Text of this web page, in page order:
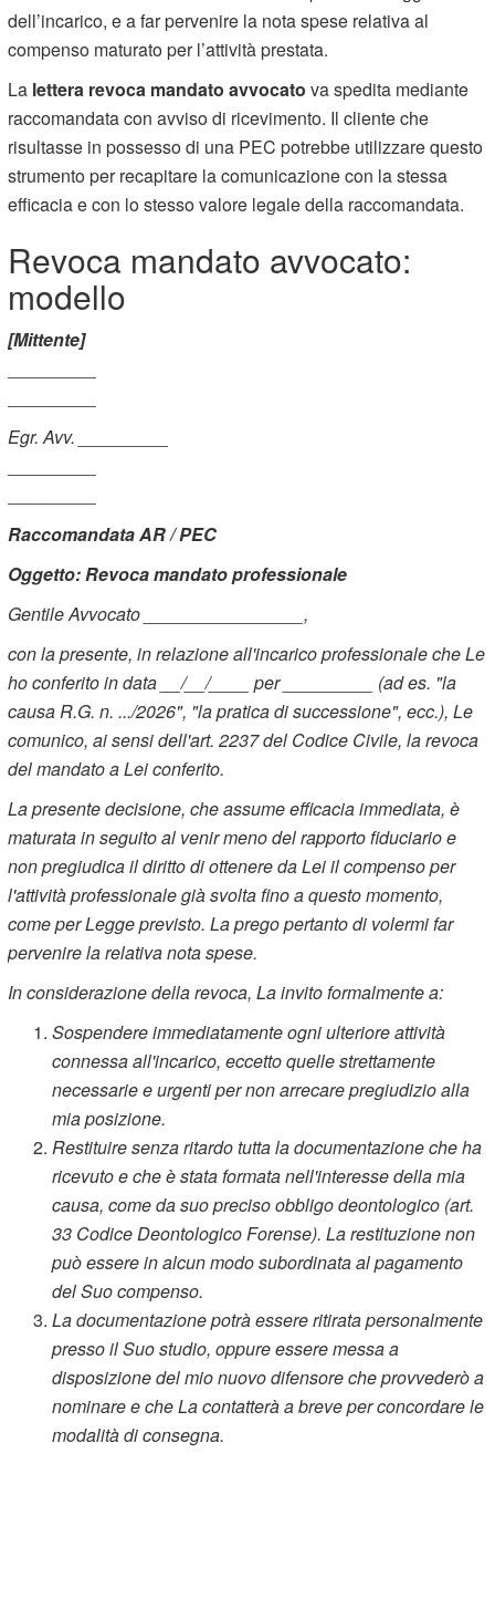
dell’incarico, e a far pervenire la nota spese relativa al
compenso maturato per l’attività prestata.
La lettera revoca mandato avvocato va spedita mediante
raccomandata con avviso di ricevimento. Il cliente che
risultasse in possesso di una PEC potrebbe utilizzare questo
strumento per recapitare la comunicazione con la stessa
efficacia e con lo stesso valore legale della raccomandata.
Revoca mandato avvocato:
modello
[Mittente]
Egr. Avv. _________
Raccomandata AR / PEC
Oggetto: Revoca mandato professionale
Gentile Avvocato ________________,
con la presente, in relazione all'incarico professionale che Le
ho conferito in data __/__/____ per _________ (ad es. "la
causa R.G. n. .../2026", "la pratica di successione", ecc.), Le
comunico, ai sensi dell'art. 2237 del Codice Civile, la revoca
del mandato a Lei conferito.
La presente decisione, che assume efficacia immediata, è
maturata in seguito al venir meno del rapporto fiduciario e
non pregiudica il diritto di ottenere da Lei il compenso per
l'attività professionale già svolta fino a questo momento,
come per Legge previsto. La prego pertanto di volermi far
pervenire la relativa nota spese.
In considerazione della revoca, La invito formalmente a:
Sospendere immediatamente ogni ulteriore attività
connessa all'incarico, eccetto quelle strettamente
necessarie e urgenti per non arrecare pregiudizio alla
mia posizione.
Restituire senza ritardo tutta la documentazione che ha
ricevuto e che è stata formata nell'interesse della mia
causa, come da suo preciso obbligo deontologico (art.
33 Codice Deontologico Forense). La restituzione non
può essere in alcun modo subordinata al pagamento
del Suo compenso.
La documentazione potrà essere ritirata personalmente
presso il Suo studio, oppure essere messa a
disposizione del mio nuovo difensore che provvederò a
nominare e che La contatterà a breve per concordare le
modalità di consegna.